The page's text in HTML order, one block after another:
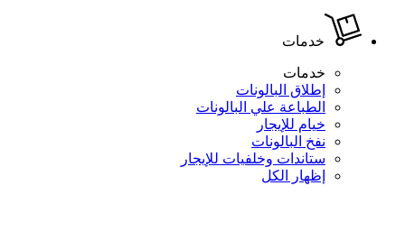
خدمات
خدمات
إطلاق البالونات
الطباعة علي البالونات
خيام للإيجار
نفخ البالونات
ستاندات وخلفيات للإيجار
إظهار الكل